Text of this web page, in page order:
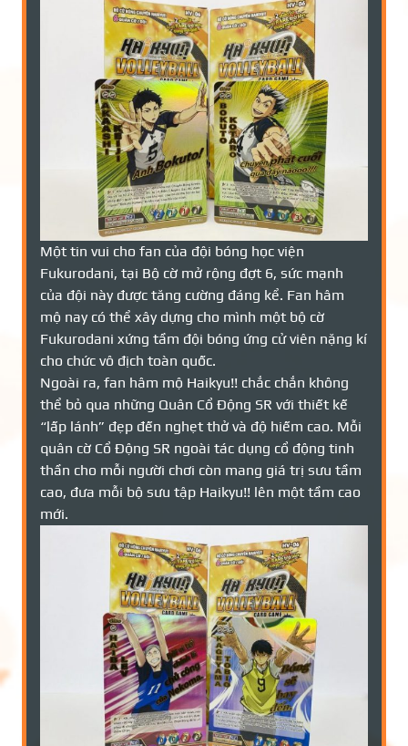
Một tin vui cho fan của đội bóng học viện
Fukurodani, tại Bộ cờ mở rộng đợt 6, sức mạnh
của đội này được tăng cường đáng kể. Fan hâm
mộ nay có thể xây dựng cho mình một bộ cờ
Fukurodani xứng tầm đội bóng ứng cử viên nặng kí
cho chức vô địch toàn quốc.
Ngoài ra, fan hâm mộ Haikyu!! chắc chắn không
thể bỏ qua những Quân Cổ Động SR với thiết kế
“lấp lánh” đẹp đến nghẹt thở và độ hiếm cao. Mỗi
quân cờ Cổ Động SR ngoài tác dụng cổ động tinh
thần cho mỗi người chơi còn mang giá trị sưu tầm
cao, đưa mỗi bộ sưu tập Haikyu!! lên một tầm cao
mới.